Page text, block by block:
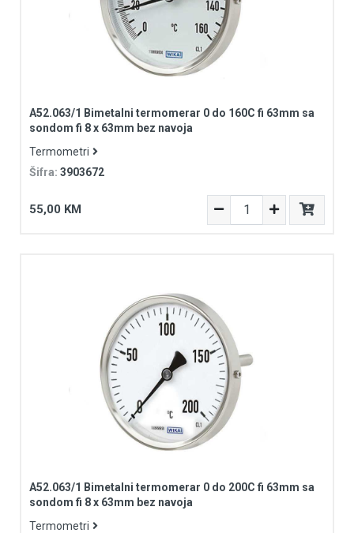
A52.063/1 Bimetalni termomerar 0 do 160C fi 63mm sa
sondom fi 8 x 63mm bez navoja
Termometri
Šifra: 3903672
55,00 KM
A52.063/1 Bimetalni termomerar 0 do 200C fi 63mm sa
sondom fi 8 x 63mm bez navoja
Termometri